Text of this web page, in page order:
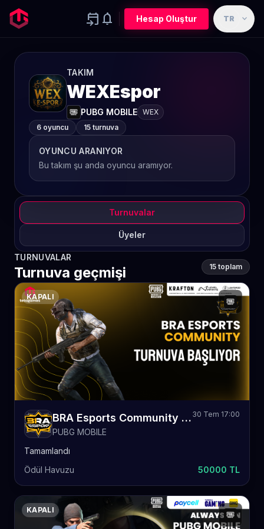
event_upcoming notifications Hesap Oluştur TR expand_more
TAKIM
WEXEspor
PUBG MOBILE WEX
6 oyuncu
15 turnuva
OYUNCU ARANIYOR
Bu takım şu anda oyuncu aramıyor.
Turnuvalar
Üyeler
TURNUVALAR
Turnuva geçmişi 15 toplam
KAPALI
BRA Esports Community Turnuvası
PUBG MOBILE
30 Tem 17:00
Tamamlandı
Ödül Havuzu
50000 TL
KAPALI